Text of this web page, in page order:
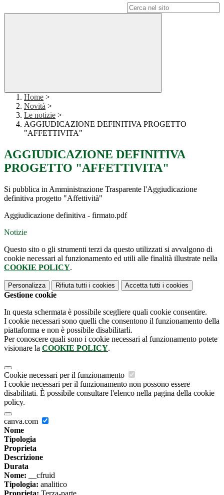
Home >
Novità >
Le notizie >
AGGIUDICAZIONE DEFINITIVA PROGETTO
"AFFETTIVITA"
AGGIUDICAZIONE DEFINITIVA
PROGETTO "AFFETTIVITA"
Si pubblica in Amministrazione Trasparente l'Aggiudicazione
definitiva progetto "Affettività"
Aggiudicazione definitiva - firmato.pdf
Notizie
Questo sito o gli strumenti terzi da questo utilizzati si avvalgono di
cookie necessari al funzionamento ed utili alle finalità illustrate nella
COOKIE POLICY.
Personalizza Rifiuta tutti i cookies Accetta tutti i cookies
Gestione cookie
In questa schermata è possibile scegliere quali cookie consentire.
I cookie necessari sono quelli che consentono il funzionamento della
piattaforma e non è possibile disabilitarli.
Per conoscere quali sono i cookie necessari al funzionamento potete
visionare la COOKIE POLICY.
Cookie necessari per il funzionamento
I cookie necessari per il funzionamento non possono essere
disabilitati. È possibile consultare l'elenco nella pagina della cookie
policy.
canva.com
Nome
Tipologia
Proprieta
Descrizione
Durata
Nome: __cfruid
Tipologia: analitico